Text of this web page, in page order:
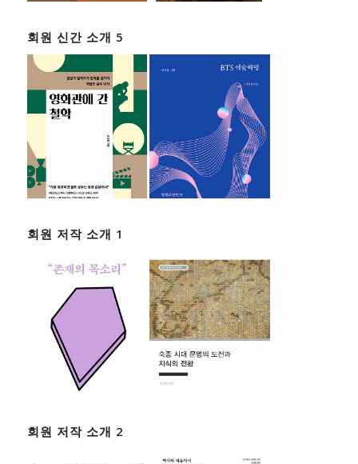
회원 신간 소개 5
회원 저작 소개 1
회원 저작 소개 2